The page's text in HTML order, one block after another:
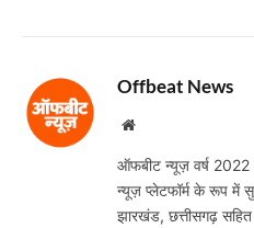
Offbeat News
Website
ऑफबीट न्यूज़ वर्ष
न्यूज़ प्लेटफॉर्म के रूप में
झारखंड, छत्तीसगढ़ सहित